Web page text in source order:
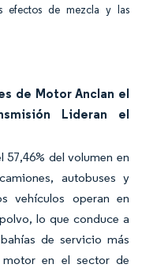
efectos de mezcla y las
de Motor Anclan el
Lideran el
del volumen en
autobuses y
vehículos operan en
lo que conduce a
de servicio más
en el sector de